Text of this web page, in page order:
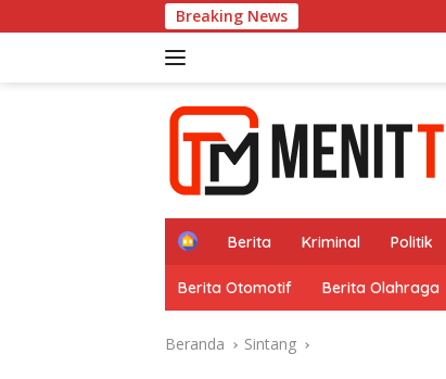
ke
Breaking News
H
m
e
Berita Kriminal Politik
Berita Otomotif Berita Olahraga
Beranda Sintang